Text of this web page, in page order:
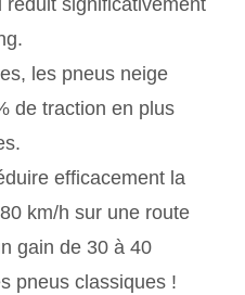
significativement
les pneus neige
de traction en plus
efficacement la
km/h sur une route
gain de 30 à 40
pneus classiques !